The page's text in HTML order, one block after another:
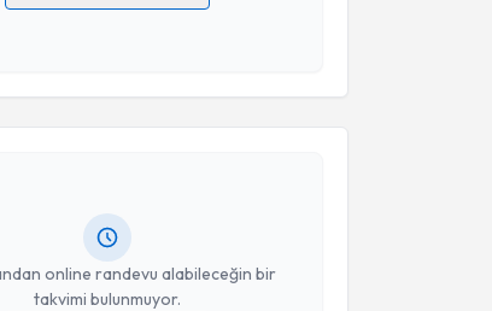
işlenmesine ilişkinAydınlatma Metni
Takvim Talebini Gönder
online randevu alabileceğin bir
takvimi bulunmuyor.
Talebi